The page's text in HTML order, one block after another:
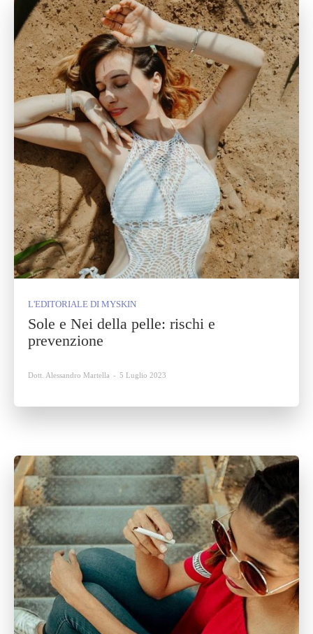
L'EDITORIALE DI MYSKIN
Sole e Nei della pelle: rischi e
prevenzione
Dott. Alessandro Martella - 5 Luglio 2023